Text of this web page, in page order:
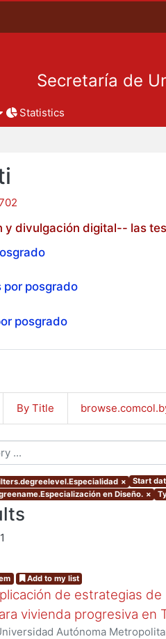
Secretaría de
Statistics
divulgación digital-- las
posgrado
posgrado
By Title
× Start
en Diseño. ×
Add to my list
de estrategias
vivienda progresiva en
Autónoma